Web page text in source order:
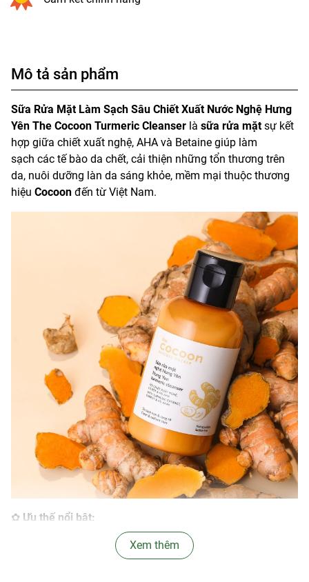
Mô tả sản phẩm
Sữa Rửa Mặt Làm Sạch Sâu Chiết Xuất Nước Nghệ Hưng
Yên The Cocoon Turmeric Cleanser là sữa rửa mặtsự kết
hợp giữa chiết xuất nghệ, AHA và Betaine giúp làm
sạch các tế bào da chết, cải thiện những tổn thương trên
da, nuôi dưỡng làn da sáng khỏe, mềm mại thuộc thương
hiệu Cocoon đến từ Việt Nam.
✿ Ưu thế nổi bật:
chiết xuất và tinh dầu nghệ
có hàm lượng hợp chất
curcuminoid, khoáng chất và vitamin dồi dào có khả năng
Xem thêm